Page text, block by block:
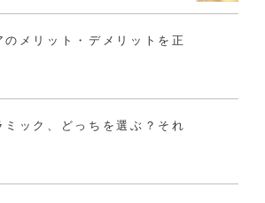
のメリット・デメリットを正
ミック、どっちを選ぶ？それ